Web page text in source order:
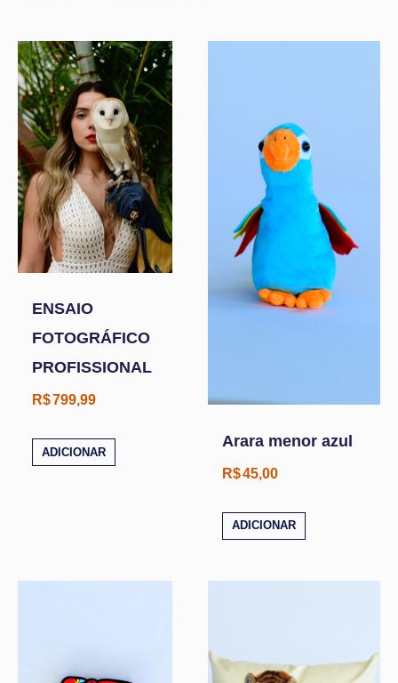
ENSAIO
FOTOGRÁFICO
PROFISSIONAL
R$799,99
ADICIONAR
Arara menor azul
R$45,00
ADICIONAR